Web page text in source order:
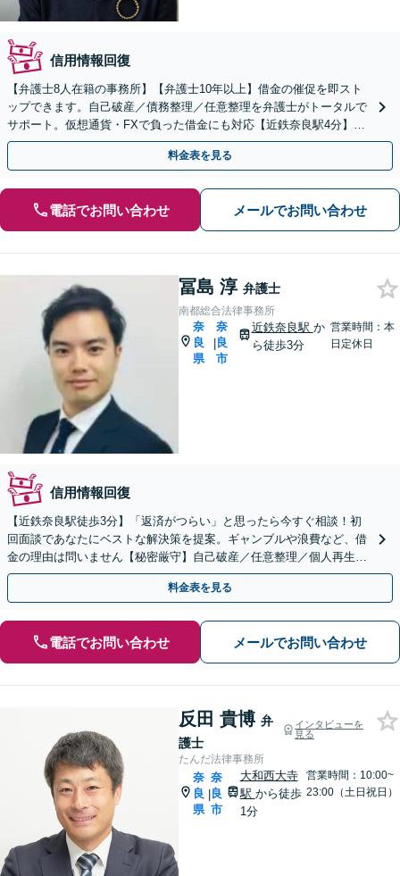
信用情報回復
【弁護士8人在籍の事務所】【弁護士10年以上】借金の催促を即スト
ップできます。自己破産／債務整理／任意整理を弁護士がトータルで
サポート。仮想通貨・FXで負った借金にも対応【近鉄奈良駅4分】
【夜間・休日の相談可能】【オンライン相談可能】
料金表を見る
電話でお問い合わせ メールでお問い合わせ
冨島 淳 弁護士
南都総合法律事務所
奈
良
県
|
奈
良
市
近鉄奈良駅 か
ら徒歩3分
営業時間：本
日定休日
信用情報回復
【近鉄奈良駅徒歩3分】「返済がつらい」と思ったら今すぐ相談！初
回面談であなたにベストな解決策を提案。ギャンブルや浪費など、借
金の理由は問いません【秘密厳守】自己破産／任意整理／個人再生
「家族に知られないよう債務整理したい」という方も対応可能
料金表を見る
電話でお問い合わせ メールでお問い合わせ
反田 貴博 弁
護士
インタビューを
見る
たんだ法律事務所
奈
良
県
|
奈
良
市
大和西大寺
駅 から徒歩
1分
営業時間：10:00~
23:00（土日祝日）